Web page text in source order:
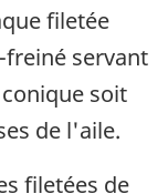
filetée
servant
soit
de l'aile.
filetées de